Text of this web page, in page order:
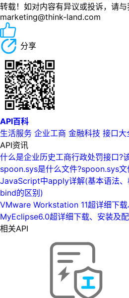
转载！如对内容有异议或投诉，请与
marketing@think-land.com
分享
API百科
生活服务 企业工商 金融科技 接口大
API资讯
什么是企业历史工商行政处罚接口?
spoon.sys是什么文件?spoon.sys文
JavaScript中apply详解(基本语法、
bind的区别)
VMware Workstation 11超详细下
MyEclipse6.0超详细下载、安装及
相关API